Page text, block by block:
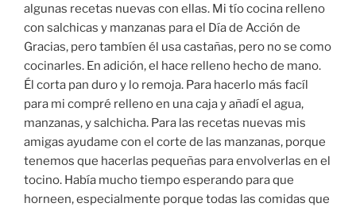
algunas recetas nuevas con ellas. Mi tío cocina relleno
con salchicas y manzanas para el Día de Acción de
Gracias, pero tambíen él usa castañas, pero no se como
cocinarles. En adición, el hace relleno hecho de mano.
Él corta pan duro y lo remoja. Para hacerlo más facíl
para mi compré relleno en una caja y añadí el agua,
manzanas, y salchicha. Para las recetas nuevas mis
amigas ayudame con el corte de las manzanas, porque
tenemos que hacerlas pequeñas para envolverlas en el
tocino. Había mucho tiempo esperando para que
horneen, especialmente porque todas las comidas que